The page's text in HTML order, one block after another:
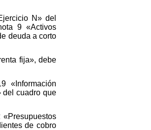
N» del
9 «Activos
deuda a corto
fija», debe
«Información
del cuadro que
de cobro